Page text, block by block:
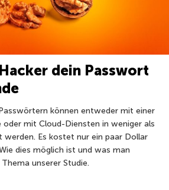
dein Passwort
können entweder mit einer
mit Cloud-Diensten in weniger als
werden. Es kostet nur ein paar Dollar
dies möglich ist und was man
unserer Studie.